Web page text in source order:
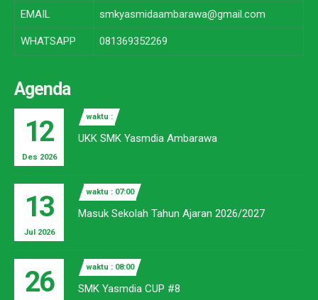
EMAIL smkyasmidaambarawa@gmail.com
WHATSAPP 081369352269
Agenda
12
Des 2026
waktu :
UKK SMK Yasmdia Ambarawa
13
Jul 2026
waktu : 07:00
Masuk Sekolah Tahun Ajaran 2026/2027
26 waktu : 08:00
SMK Yasmdia CUP #8